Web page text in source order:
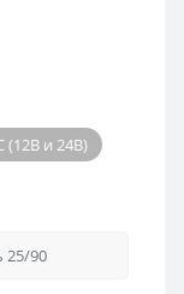
(12В и 24В)